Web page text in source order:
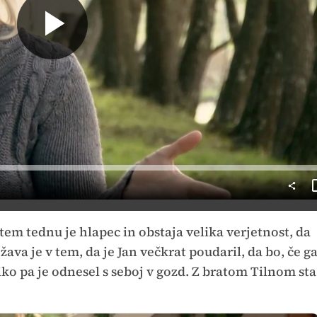
Predvajaj
tednu je hlapec in obstaja velika verjetnost, da
je v tem, da je Jan večkrat poudaril, da bo, če ga
pa je odnesel s seboj v gozd. Z bratom Tilnom sta